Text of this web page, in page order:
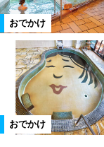
カテゴリ
特産品
花スポット
史跡名勝
おでかけ
おでかけ